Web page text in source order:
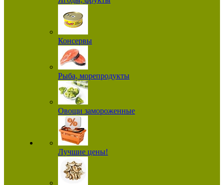
Консервы
Рыба, морепродукты
Овощи замороженные
Лучшие цены!